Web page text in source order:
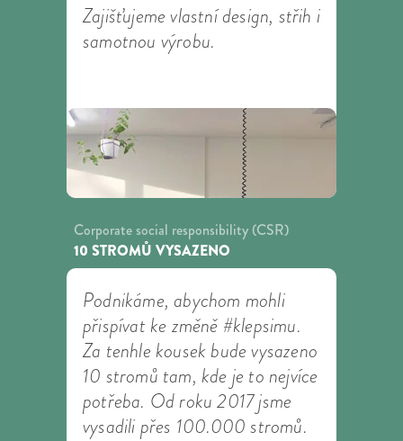
Zajišťujeme vlastní design, střih i
samotnou výrobu.
Corporate social responsibility (CSR)
10 STROMŮ VYSAZENO
Podnikáme, abychom mohli
přispívat ke změně #klepsimu.
Za tenhle kousek bude vysazeno
10 stromů tam, kde je to nejvíce
potřeba. Od roku 2017 jsme
vysadili přes 100.000 stromů.